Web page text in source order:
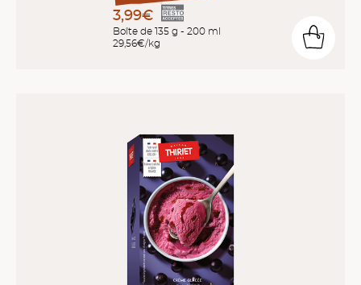
3,99€
Boîte de 135 g - 200 ml
29,56€/kg